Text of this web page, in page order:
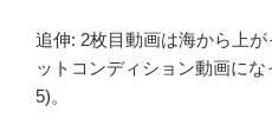
追伸: 2枚目動画は海から上
ットコンディション動画に
5)。